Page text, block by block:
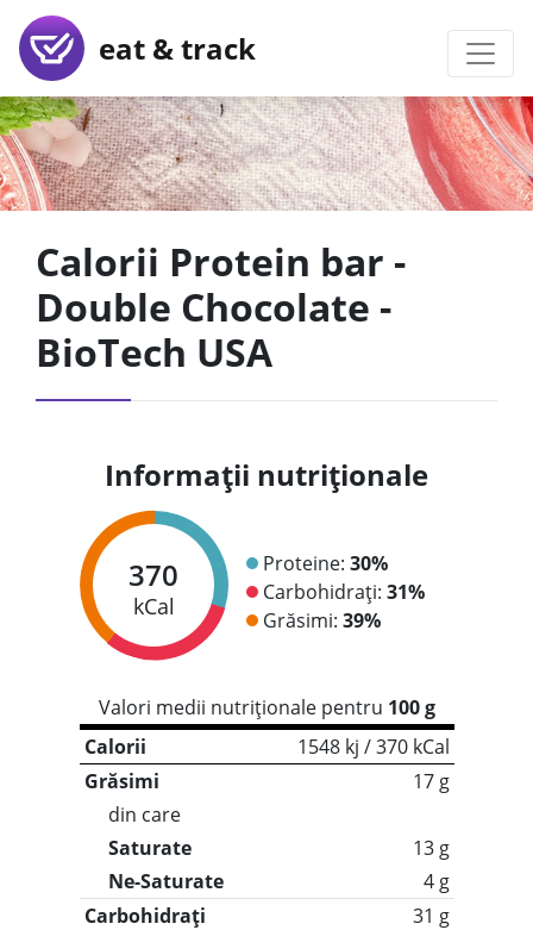
eat & track
Calorii Protein bar -
Double Chocolate -
BioTech USA
Informații nutriționale
370
kCal
Proteine: 30%
Carbohidrați: 31%
Grăsimi: 39%
Valori medii nutriționale pentru 100 g
Calorii
1548 kj / 370 kCal
Grăsimi
17 g
din care
Saturate
13 g
Ne-Saturate
4 g
Carbohidrați
31 g